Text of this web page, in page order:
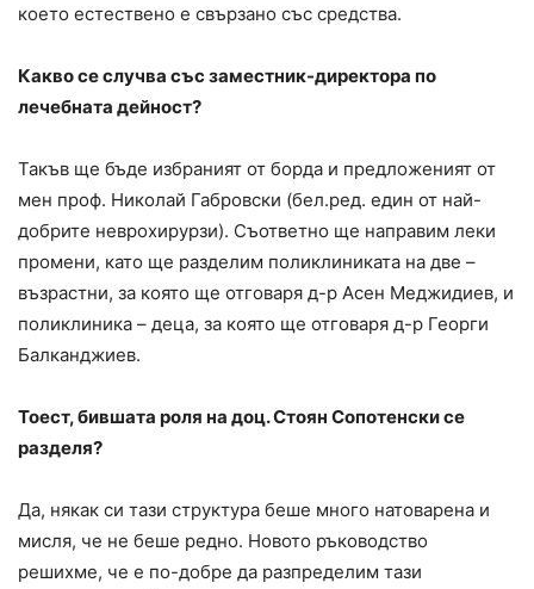
което естествено е свързано със средства.
Какво се случва със заместник-директора по
лечебната дейност?
Такъв ще бъде избраният от борда и предложеният от
мен проф. Николай Габровски (бел.ред. един от най-
добрите неврохирурзи). Съответно ще направим леки
промени, като ще разделим поликлиниката на две –
възрастни, за която ще отговаря д-р Асен Меджидиев, и
поликлиника – деца, за която ще отговаря д-р Георги
Балканджиев.
Тоест, бившата роля на доц. Стоян Сопотенски се
разделя?
Да, някак си тази структура беше много натоварена и
мисля, че не беше редно. Новото ръководство
решихме, че е по-добре да разпределим тази